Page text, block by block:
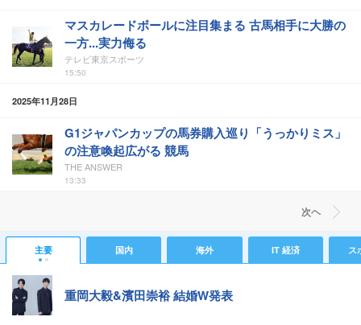
マスカレードボールに注目集まる 古馬相手に大勝の
一方...実力侮る
テレビ東京スポーツ
15:50
2025年11月28日
G1ジャパンカップの馬券購入巡り「うっかりミス」
の注意喚起広がる 競馬
THE ANSWER
13:33
次ヘ
主要 国内 海外 IT 経済 ス
重岡大毅&濱田崇裕 結婚W発表